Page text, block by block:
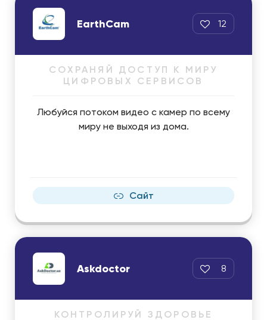
EarthCam 12
СОХРАНЯЙ ДОСТУП К МИРУ
ЦИФРОВЫХ СЕРВИСОВ
Любуйся потоком видео с камер по всему
миру не выходя из дома.
Сайт
Askdoctor 8
КОНТРОЛИРУЙ ЗДОРОВЬЕ